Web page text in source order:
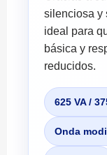
silenciosa y
ideal para
básica y
reducidos.
625 VA /
Onda